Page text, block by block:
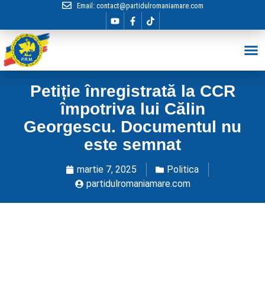
Email: contact@partidulromaniamare.com
Petiție înregistrată la CCR
împotriva lui Călin
Georgescu. Documentul nu
este semnat
martie 7, 2025
Politica
partidulromaniamare.com